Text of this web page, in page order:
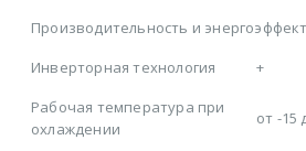
Производительность и
Инверторная технология
+
Рабочая температура при
охлаждении
от -15